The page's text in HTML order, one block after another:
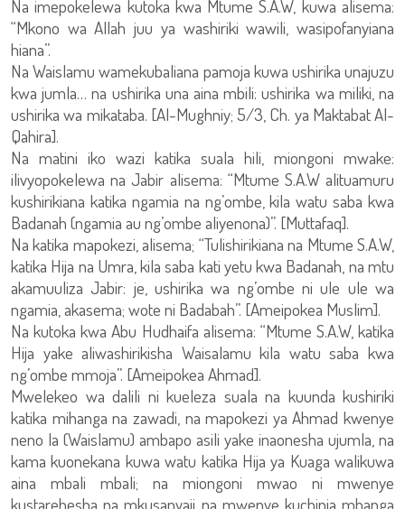
Na imepokelewa kutoka kwa Mtume S.A.W, kuwa alisema:
“Mkono wa Allah juu ya washiriki wawili, wasipofanyiana
hiana”.
Na Waislamu wamekubaliana pamoja kuwa ushirika unajuzu
kwa jumla… na ushirika una aina mbili: ushirika wa miliki, na
ushirika wa mikataba. [Al-Mughniy; 5/3, Ch. ya Maktabat Al-
Qahira].
Na matini iko wazi katika suala hili, miongoni mwake:
ilivyopokelewa na Jabir alisema: “Mtume S.A.W alituamuru
kushirikiana katika ngamia na ng’ombe, kila watu saba kwa
Badanah (ngamia au ng’ombe aliyenona)”. [Muttafaq].
Na katika mapokezi, alisema; “Tulishirikiana na Mtume S.A.W,
katika Hija na Umra, kila saba kati yetu kwa Badanah, na mtu
akamuuliza Jabir: je, ushirika wa ng’ombe ni ule ule wa
ngamia, akasema; wote ni Badabah”. [Ameipokea Muslim].
Na kutoka kwa Abu Hudhaifa alisema: “Mtume S.A.W, katika
Hija yake aliwashirikisha Waisalamu kila watu saba kwa
ng’ombe mmoja”. [Ameipokea Ahmad].
Mwelekeo wa dalili ni kueleza suala na kuunda kushiriki
katika mihanga na zawadi, na mapokezi ya Ahmad kwenye
neno la (Waislamu) ambapo asili yake inaonesha ujumla, na
kama kuonekana kuwa watu katika Hija ya Kuaga walikuwa
aina mbali mbali; na miongoni mwao ni mwenye
kustarehesha na mkusanyaji na mwenye kuchinja mhanga